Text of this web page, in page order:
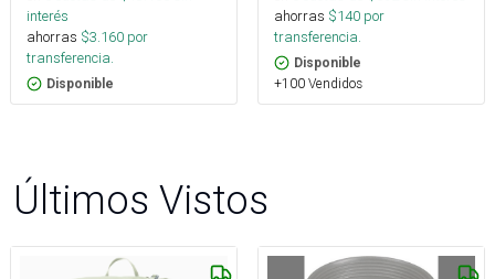
interés
ahorras $3.160 por
transferencia.
Disponible
ahorras $140 por
transferencia.
Disponible
+100 Vendidos
Últimos Vistos